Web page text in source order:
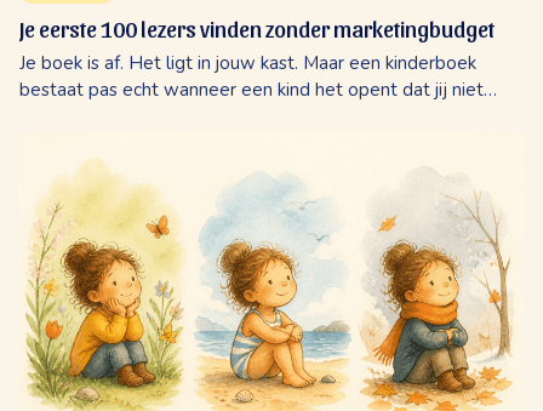
Je eerste 100 lezers vinden zonder marketingbudget
Je boek is af. Het ligt in jouw kast. Maar een kinderboek
bestaat pas echt wanneer een kind het opent dat jij niet